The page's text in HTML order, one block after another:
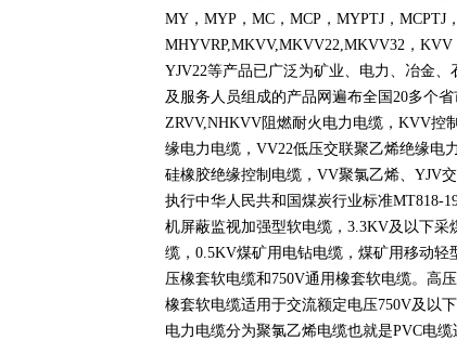
MY ， MYP ， MC ， MCP ， MYPTJ ， MCPTJ ，
MHYVRP,MKVV,MKVV22,MKVV32 ， KVV
YJV22等产品已广泛为矿业、电力、冶金
及服务人员组成的产品网遍布全国 20多个省
ZRVV,NHKVV阻燃耐火电力电缆， KVV控
缘电力电缆， VV22低压交联聚乙烯绝缘电
硅橡胶绝缘控制电缆， VV聚氯乙烯、 YJV
执行中华人民共和国煤炭行业标准MT818-
机屏蔽监视加强型软电缆， 3.3KV及以下采
缆， 0.5KV煤矿用电钻电缆，煤矿用移动轻
压橡套软电缆和 750V通用橡套软电缆。高
橡套软电缆适用于交流额定电压750V及以
电力电缆分为聚氯乙烯电缆也就是PVC电缆